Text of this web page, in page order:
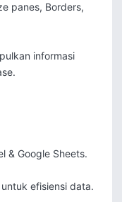
panes, Borders,
informasi
& Google Sheets.
efisiensi data.